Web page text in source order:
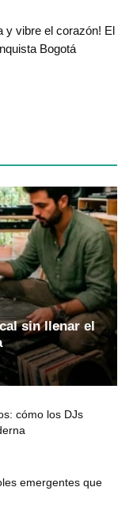
y vibre el corazón! El
Bogotá
sin llenar el
cómo los DJs
emergentes que